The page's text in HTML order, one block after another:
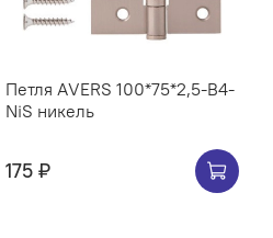
Петля АVERS 100*75*2,5-B4-
NiS никель
175 ₽